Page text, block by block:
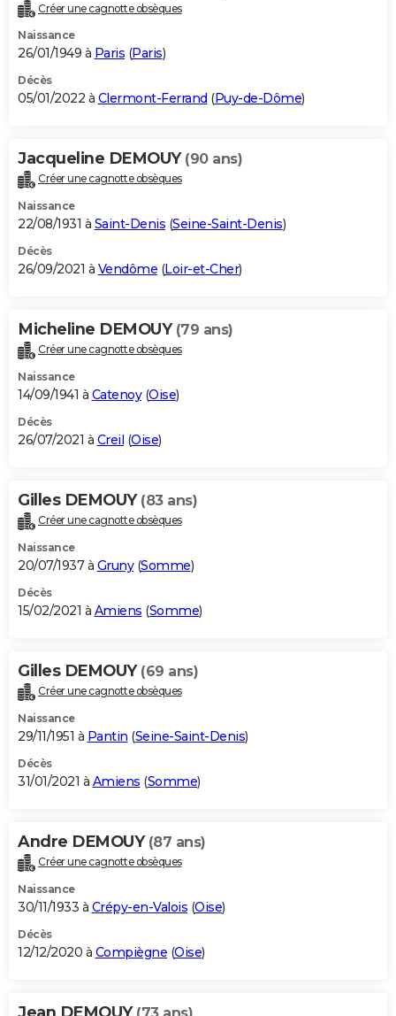
Créer une cagnotte obsèques
Naissance
26/01/1949 à Paris (Paris)
Décès
05/01/2022 à Clermont-Ferrand (Puy-de-Dôme)
Jacqueline DEMOUY (90 ans)
Créer une cagnotte obsèques
Naissance
22/08/1931 à Saint-Denis (Seine-Saint-Denis)
Décès
26/09/2021 à Vendôme (Loir-et-Cher)
Micheline DEMOUY (79 ans)
Créer une cagnotte obsèques
Naissance
14/09/1941 à Catenoy(Oise)
Décès
26/07/2021 à Creil (Oise)
Gilles DEMOUY (83 ans)
Créer une cagnotte obsèques
Naissance
20/07/1937 à Gruny(Somme)
Décès
15/02/2021 à Amiens (Somme)
Gilles DEMOUY (69 ans)
Créer une cagnotte obsèques
Naissance
29/11/1951 à Pantin (Seine-Saint-Denis)
Décès
31/01/2021 à Amiens (Somme)
Andre DEMOUY (87 ans)
Créer une cagnotte obsèques
Naissance
30/11/1933 à Crépy-en-Valois (Oise)
Décès
12/12/2020 à Compiègne (Oise)